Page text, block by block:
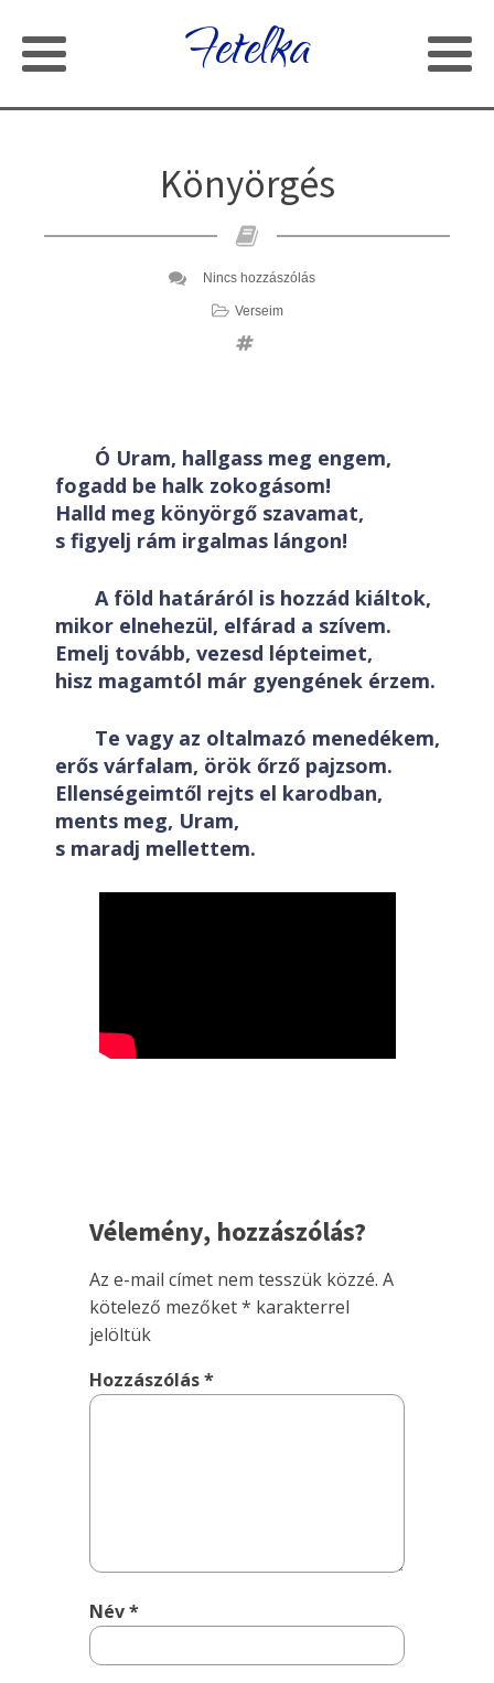
Fetelka
Könyörgés
Nincs hozzászólás
Verseim
Ó Uram, hallgass meg engem,
fogadd be halk zokogásom!
Halld meg könyörgő szavamat,
s figyelj rám irgalmas lángon!
A föld határáról is hozzád kiáltok,
mikor elnehezül, elfárad a szívem.
Emelj tovább, vezesd lépteimet,
hisz magamtól már gyengének érzem.
Te vagy az oltalmazó menedékem,
erős várfalam, örök őrző pajzsom.
Ellenségeimtől rejts el karodban,
ments meg, Uram,
s maradj mellettem.
Vélemény, hozzászólás?
Az e-mail címet nem tesszük közzé. A
kötelező mezőket* karakterrel
jelöltük
Hozzászólás*
Név*